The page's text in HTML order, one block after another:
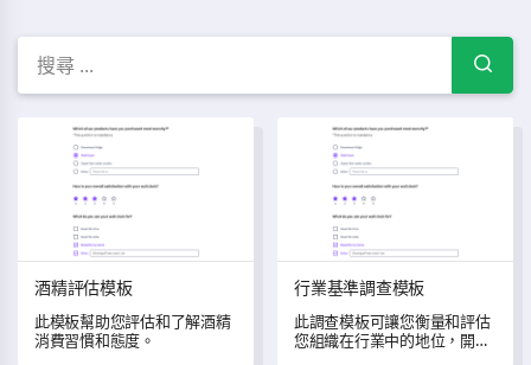
Free Survey templates —
酒精評估模板
酒精評估模板
此模板幫助您評估和了解酒精
消費習慣和態度。
行業基準調查模板
行業基準調查模板
此調查模板可讓您衡量和評估
您組織在行業中的地位，開啟